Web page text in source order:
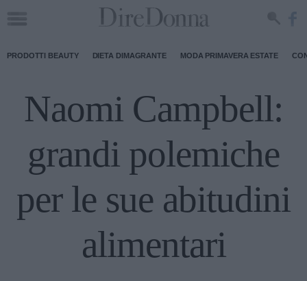
PRODOTTI BEAUTY DIETA DIMAGRANTE MODA PRIMAVERA ESTATE
Naomi Campbell:
grandi polemiche
per le sue abitudini
alimentari